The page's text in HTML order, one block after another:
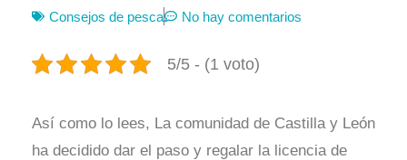
Consejos de pesca No hay comentarios
5/5 - (1 voto)
Así como lo lees, La comunidad de Castilla y León
ha decidido dar el paso y regalar la licencia de